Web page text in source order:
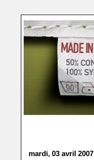
mardi, 03 avril 2007